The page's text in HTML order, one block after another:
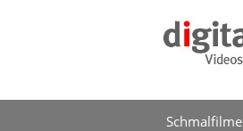
Schmalfilme